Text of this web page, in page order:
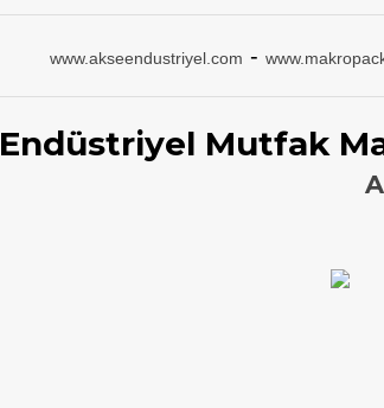
www.akseendustriyel.com -
Endüstriyel Mutfak